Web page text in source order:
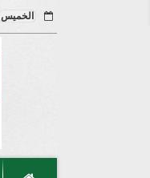
الخميس